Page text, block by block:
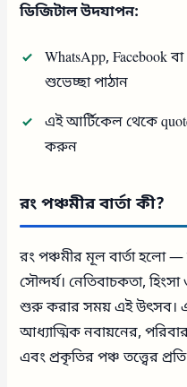
ডিজিটাল উদযাপন:
WhatsApp, Facebook
শুভেচ্ছা পাঠান
এই আর্টিকেল থেকে
করুন
রং পঞ্চমীর বার্তা কী?
রং পঞ্চমীর মূল বার্তা হলো —
সৌন্দর্য। নেতিবাচকতা,
শুরু করার সময় এই উৎসব।
আধ্যাত্মিক নবায়নের,
এবং প্রকৃতির পঞ্চ তত্ত্বের